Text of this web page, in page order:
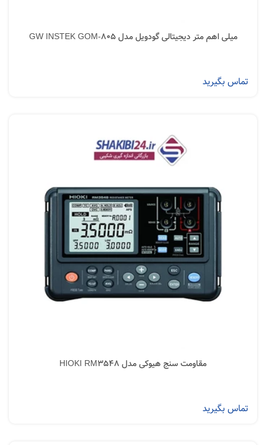
میلی اهم متر دیجیتالی گودویل مدل GW INSTEK GOM-805
تماس بگیرید
مقاومت سنج هیوکی مدل HIOKI RM3548
تماس بگیرید